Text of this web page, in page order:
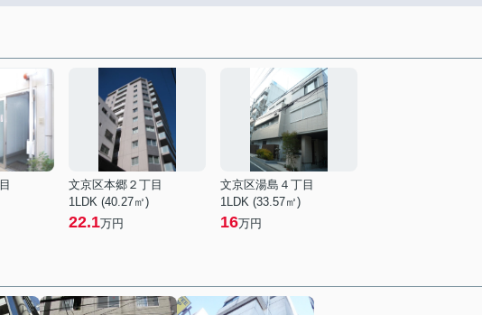
文京区本郷２丁目
1LDK (40.27㎡)
22.1万円
文京区湯島４丁目
1LDK (33.57㎡)
16万円